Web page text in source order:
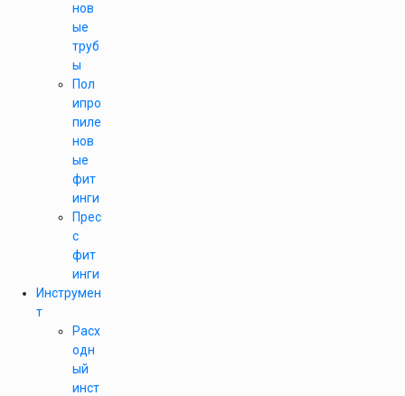
нов
ые
труб
ы
Пол
ипро
пиле
нов
ые
фит
инги
Прес
с
фит
инги
Инструмен
т
Расх
одн
ый
инст